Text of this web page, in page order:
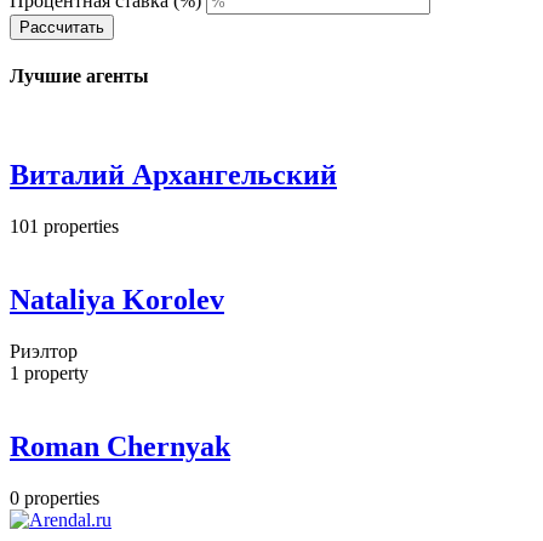
Рассчитать
Лучшие агенты
Виталий Архангельский
101 properties
Nataliya Korolev
Риэлтор
1 property
Roman Chernyak
0 properties